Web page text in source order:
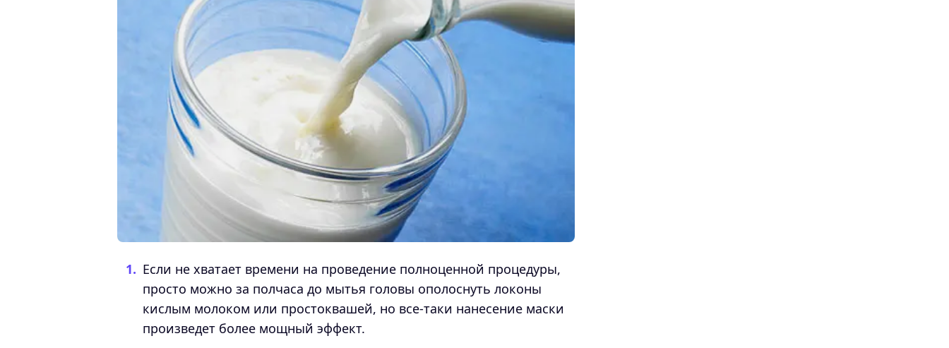
Если не хватает времени на проведение полноценной процедуры,
просто можно за полчаса до мытья головы ополоснуть локоны
кислым молоком или простоквашей, но все-таки нанесение маски
произведет более мощный эффект.